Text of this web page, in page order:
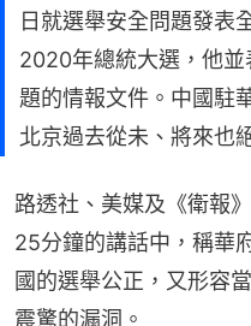
日就選舉安全問題發表
2020年總統大選，他並
題的情報文件。中國駐
北京過去從未、將來也
路透社、美媒及《衛報
25分鐘的講話中，稱華
國的選舉公正，又形容
震驚的漏洞。